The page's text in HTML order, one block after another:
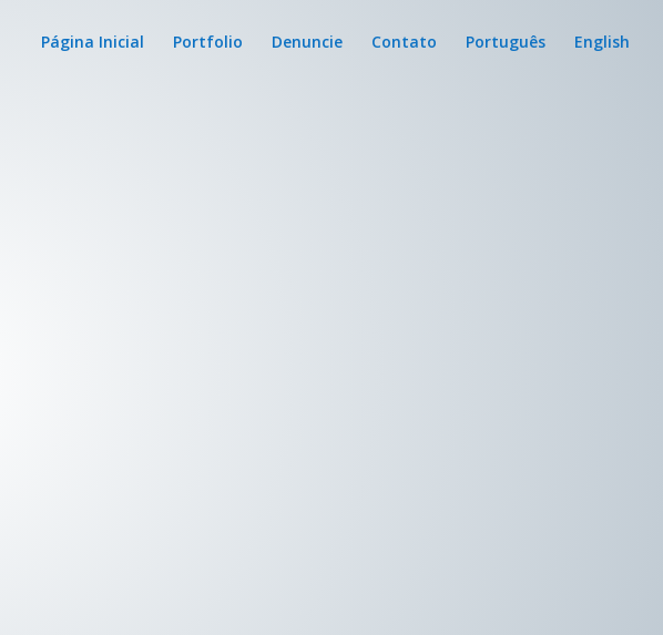
Página Inicial Portfolio Denuncie Contato Português English